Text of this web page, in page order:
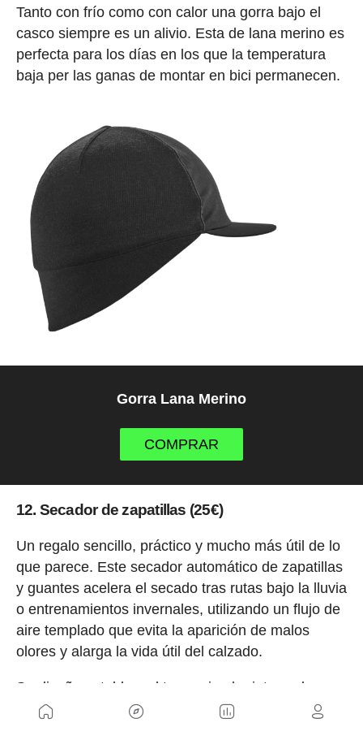
Tanto con frío como con calor una gorra bajo el
casco siempre es un alivio. Esta de lana merino es
perfecta para los días en los que la temperatura
baja per las ganas de montar en bici permanecen.
Gorra Lana Merino
COMPRAR
12. Secador de zapatillas (25€)
Un regalo sencillo, práctico y mucho más útil de lo
que parece. Este secador automático de zapatillas
y guantes acelera el secado tras rutas bajo la lluvia
o entrenamientos invernales, utilizando un flujo de
aire templado que evita la aparición de malos
olores y alarga la vida útil del calzado.
Su diseño estable y el temporizador integrado
permiten dejarlo funcionando con total tranquilidad,